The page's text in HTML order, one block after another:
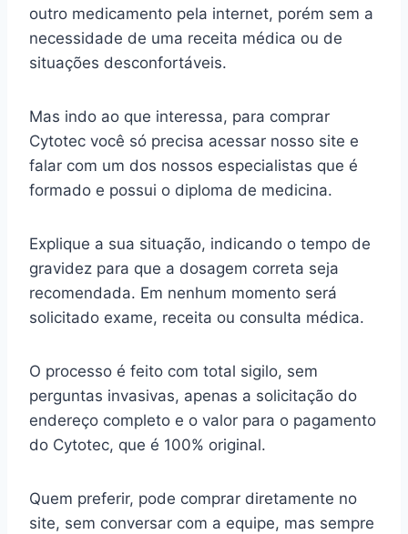
outro medicamento pela internet, porém sem a
necessidade de uma receita médica ou de
situações desconfortáveis.
Mas indo ao que interessa, para comprar
Cytotec você só precisa acessar nosso site e
falar com um dos nossos especialistas que é
formado e possui o diploma de medicina.
Explique a sua situação, indicando o tempo de
gravidez para que a dosagem correta seja
recomendada. Em nenhum momento será
solicitado exame, receita ou consulta médica.
O processo é feito com total sigilo, sem
perguntas invasivas, apenas a solicitação do
endereço completo e o valor para o pagamento
do Cytotec, que é 100% original.
Quem preferir, pode comprar diretamente no
site, sem conversar com a equipe, mas sempre